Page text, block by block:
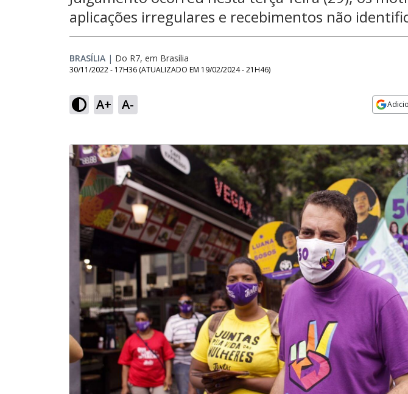
aplicações irregulares e recebimentos não
BRASÍLIA | Do R7, em Brasília
30/11/2022 - 17H36 (ATUALIZADO EM 19/02/2024 - 21H46)
A+ A-